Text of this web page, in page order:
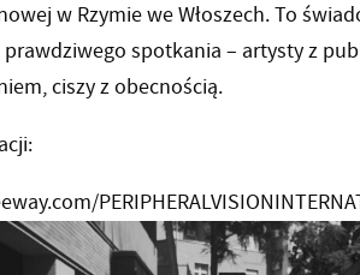
w Rzymie we Włoszech. To
spotkania – artysty z
ciszy z obecnością.